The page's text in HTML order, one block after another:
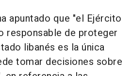
apuntado que "el Ejército
responsable de proteger
libanés es la única
tomar decisiones sobre